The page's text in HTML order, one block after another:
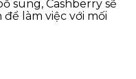
sung, Cashberry sẽ
làm việc với mối